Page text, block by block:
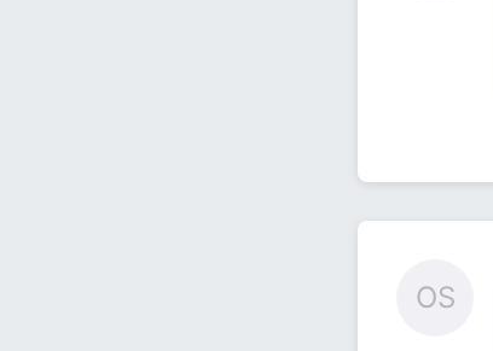
OS